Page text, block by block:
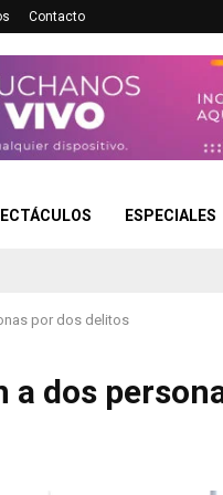
Contacto
ESPECIALES
por dos delitos
a dos